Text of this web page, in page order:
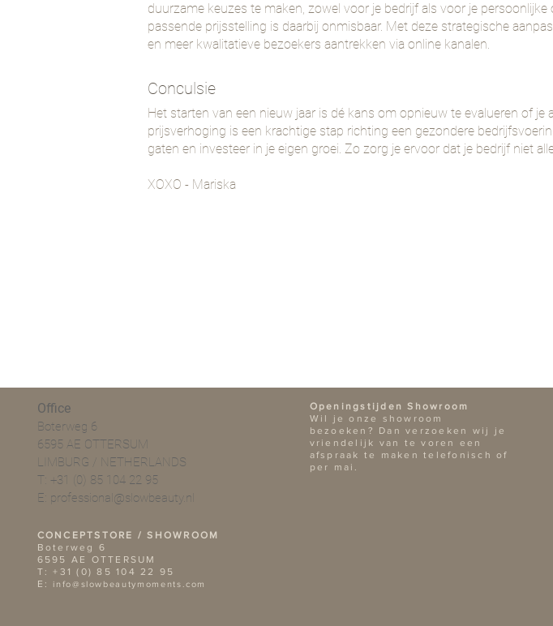
duurzame keuzes te maken, zowel voor je bedrijf als voor je
passende prijsstelling is daarbij onmisbaar. Met deze strategische
en meer kwalitatieve bezoekers aantrekken via online kanalen.
Conculsie
Het starten van een nieuw jaar is dé kans om opnieuw te evalueren of
prijsverhoging is een krachtige stap richting een gezondere
gaten en investeer in je eigen groei. Zo zorg je ervoor dat je bedrijf niet
​XOXO - Mariska
Office
Boterweg 6
6595 AE OTTERSUM
LIMBURG / NETHERLANDS
T: +31 (0) 85 104 22 95
E: professional@slowbeauty.nl
CONCEPTSTORE / SHOWROOM
Boterweg 6
6595 AE OTTERSUM
T: +31 (0) 85 104 22 95
E:
info@slowbeautymoments.com
Openingstijden Showroom
Wil je onze showroom
bezoeken? Dan verzoeken wij je
vriendelijk van te voren een
afspraak te maken telefonisch of
per mai.